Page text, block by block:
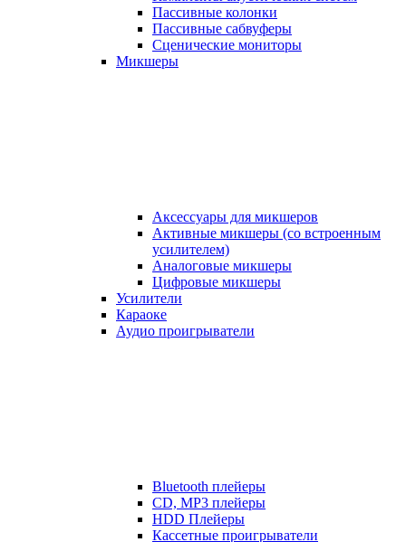
Пассивные колонки
Пассивные сабвуферы
Сценические мониторы
Микшеры
Аксессуары для микшеров
Активные микшеры (со встроенным
усилителем)
Аналоговые микшеры
Цифровые микшеры
Усилители
Караоке
Аудио проигрыватели
Bluetooth плейеры
CD, MP3 плейеры
HDD Плейеры
Кассетные проигрыватели